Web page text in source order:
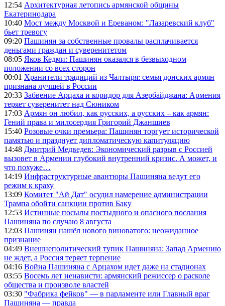
12:54 Архитектурная летопись армянской общины
Екатеринодара
10:40 Мост между Москвой и Ереваном: "Лазаревский клуб"
бьет тревогу
09:20 Пашинян за собственные провалы расплачивается
деньгами граждан и суверенитетом
08:05 Яков Кедми: Пашинян оказался в безвыходном
положении со всех сторон
00:01 Хранители традиций из Чалтыря: семья донских армян
признана лучшей в России
20:33 Забвение Арцаха и коридор для Азербайджана: Армения
теряет суверенитет над Сюником
17:03 Армян он любил, как русских, а русских – как армян:
Гений права и милосердия Григорий Джаншиев
15:40 Розовые очки премьера: Пашинян торгует исторической
памятью и празднует дипломатическую капитуляцию
14:48 Дмитрий Медведев: Экономический разрыв с Россией
вызовет в Армении глубокий внутренний кризис. А может, и
что похуже…
14:19 Инфраструктурные авантюры Пашиняна ведут его
режим к краху
13:09 Комитет "Ай Дат" осудил намерение администрации
Трампа обойти санкции против Баку
12:53 Истинные посылы постыдного и опасного послания
Пашиняна по случаю 8 августа
12:03 Пашинян нашёл нового виноватого: неожиданное
признание
04:49 Внешнеполитический тупик Пашиняна: Запад Армению
не ждет, а Россия теряет терпение
04:16 Война Пашиняна с Арцахом идет даже на стадионах
03:55 Восемь лет ненависти: армянский режиссер о расколе
общества и произволе властей
03:30 "Фабрика фейков" — в парламенте или Главный враг
Пашиняна — правда